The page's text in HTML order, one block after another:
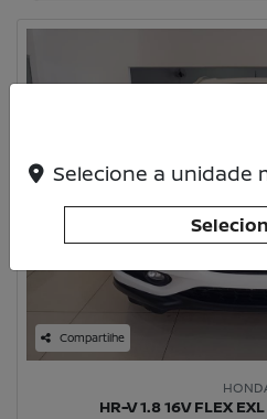
Compartilhe
HR-V 1.8 16V FLEX
Selecione a unidade